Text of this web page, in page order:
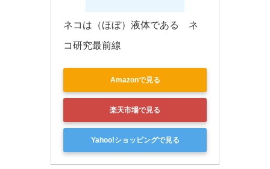
ネコは（ほぼ）液体である　ネ
コ研究最前線
Amazonで見る
楽天市場で見る
Yahoo!ショッピングで見る